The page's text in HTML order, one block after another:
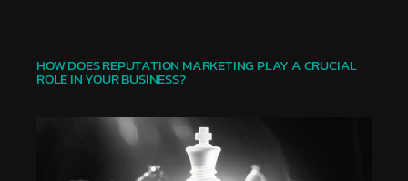
HOW DOES REPUTATION MARKETING PLAY A CRUCIAL
ROLE IN YOUR BUSINESS?